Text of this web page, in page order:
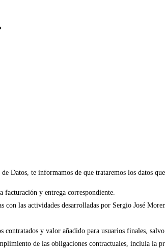
Datos, te informamos de que trataremos los datos
y entrega correspondiente.
las actividades desarrolladas por Sergio José
y valor añadido para usuarios finales,
de las obligaciones contractuales, incluía la